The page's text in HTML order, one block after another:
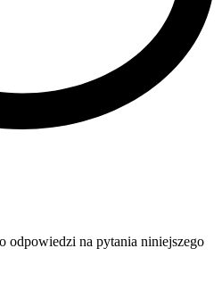
odpowiedzi na pytania niniejszego